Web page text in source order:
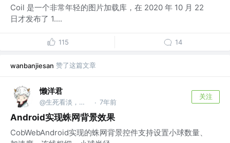
Coil 是一个非常年轻的图片加载库，在 2020 年 10 月 22
日才发布了 1....
115 14
wanbanjiesan 赞了这篇文章
懒洋君
@生死看淡，不服就干。多晒太阳，不会秃头！！！ · 7年前
关注
Android实现蛛网背景效果
CobWebAndroid实现的蛛网背景控件支持设置小球数量、